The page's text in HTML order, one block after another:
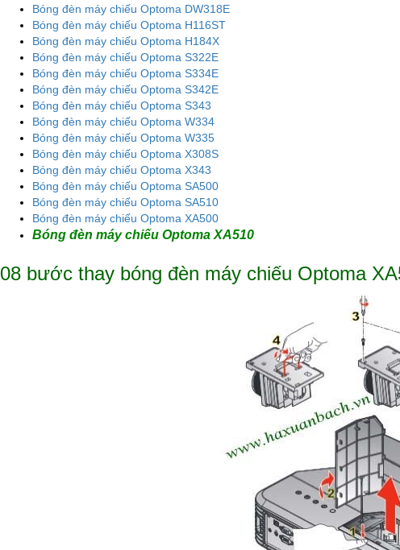
Bóng đèn máy chiếu Optoma DW318E
Bóng đèn máy chiếu Optoma H116ST
Bóng đèn máy chiếu Optoma H184X
Bóng đèn máy chiếu Optoma S322E
Bóng đèn máy chiếu Optoma S334E
Bóng đèn máy chiếu Optoma S342E
Bóng đèn máy chiếu Optoma S343
Bóng đèn máy chiếu Optoma W334
Bóng đèn máy chiếu Optoma W335
Bóng đèn máy chiếu Optoma X308S
Bóng đèn máy chiếu Optoma X343
Bóng đèn máy chiếu Optoma SA500
Bóng đèn máy chiếu Optoma SA510
Bóng đèn máy chiếu Optoma XA500
Bóng đèn máy chiếu Optoma XA510
08 bước thay bóng đèn máy chiếu Optoma